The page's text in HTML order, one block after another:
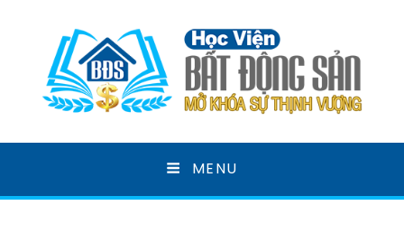
HỌC VIỆN BẤT ĐỘNG
SẢN
MENU